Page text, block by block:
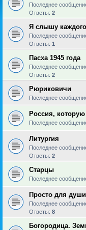
Последнее
Ответы: 2
Я слышу
Последнее
Ответы: 1
Пасха 1945 года
Последнее
Ответы: 2
Рюриковичи
Последнее
Россия,
Последнее
Литургия
Последнее
Ответы: 2
Старцы
Последнее
Просто для души
Последнее
Ответы: 8
Богородица.